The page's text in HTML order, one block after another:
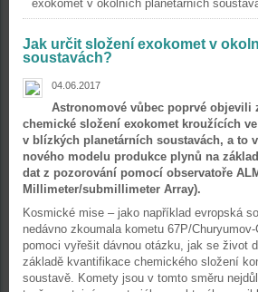
exokomet v okolních planetárních
Jak určit složení exokomet v
soustavách?
04.06.2017
Astronomové vůbec poprvé objevili
chemické složení exokomet kroužících
v blízkých planetárních soustavách, a to
nového modelu produkce plynů na
dat z pozorování pomocí observatoře
Millimeter/submillimeter Array).
Kosmické mise – jako například evropská
nedávno zkoumala kometu 67P/
pomoci vyřešit dávnou otázku, jak se život
základě kvantifikace chemického složení
soustavě. Komety jsou v tomto směru